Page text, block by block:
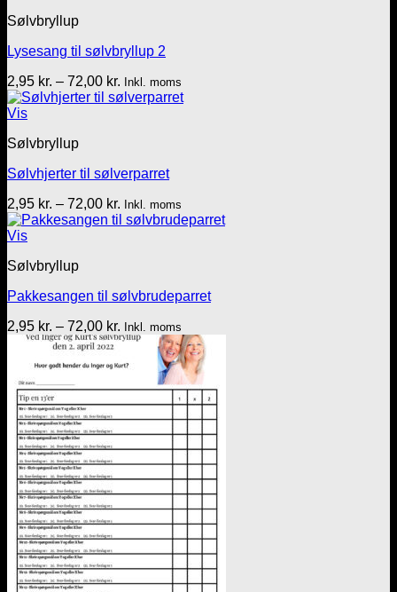
Sølvbryllup
Lysesang til sølvbryllup 2
2,95 kr. – 72,00 kr. Prisinterval:
2,95 kr.
Inkl. moms
Vis
Sølvbryllup
Sølvhjerter til sølverparret
2,95 kr. – 72,00 kr. Prisinterval:
2,95 kr.
Inkl. moms
Vis
Sølvbryllup
Pakkesangen til sølvbrudeparret
2,95 kr. – 72,00 kr. Prisinterval:
2,95 kr.
72,00 kr.
Inkl. moms